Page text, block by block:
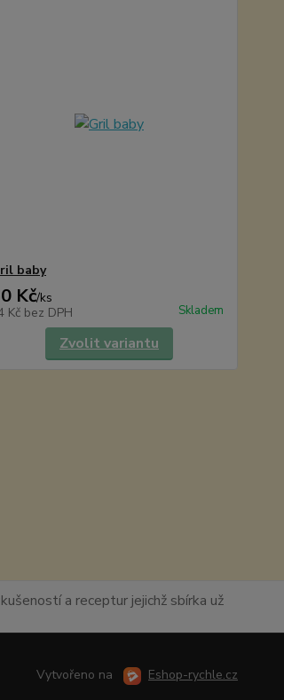
baby
Kč/ks
Kč bez DPH Skladem
Zvolit variantu
a receptur jejichž sbírka už
Vytvořeno na Eshop-rychle.cz